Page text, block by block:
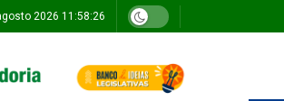
2026 11:58:26